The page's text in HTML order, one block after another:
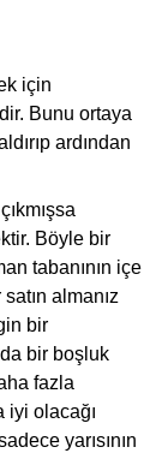
için
Bunu ortaya
ardından
Böyle bir
tabanının içe
almanız
bir
bir boşluk
fazla
iyi olacağı
yarısının